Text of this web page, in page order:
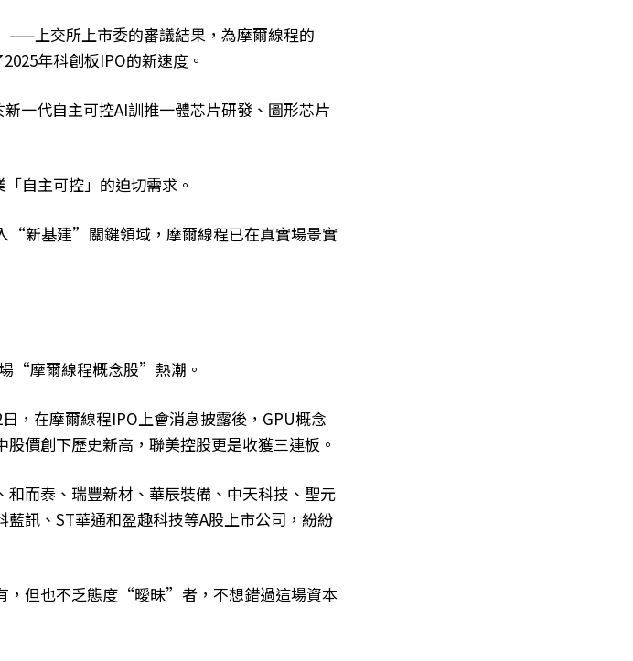
——上交所上市委的審議結果，為摩爾線程的
年科創板IPO的新速度。
一代自主可控AI訓推一體芯片研發、圖形芯片
自主可控」的迫切需求。
“新基建”關鍵領域，摩爾線程已在真實場景實
“摩爾線程概念股”熱潮。
，在摩爾線程IPO上會消息披露後，GPU概念
價創下歷史新高，聯美控股更是收獲三連板。
而泰、瑞豐新材、華辰裝備、中天科技、聖元
訊、ST華通和盈趣科技等A股上市公司，紛紛
，但也不乏態度“曖昧”者，不想錯過這場資本